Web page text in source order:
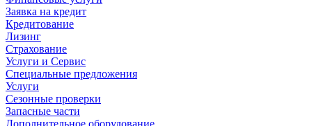
Заявка на кредит
Кредитование
Лизинг
Страхование
Услуги и Сервис
Специальные предложения
Услуги
Сезонные проверки
Запасные части
Дополнительное оборудование